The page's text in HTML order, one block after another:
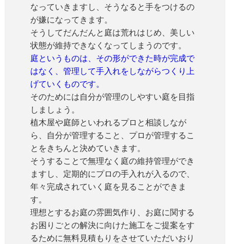
なっていきますし、そうなると手をつけるの
が嫌になってきます。
そうしてだんだんと庭は荒れはじめ、美しい
状態が維持できなくなってしまうのです。
庭というものは、その形ができた時が完成で
はなく、管理して手入れをしながらつくり上
げていくものです。
そのためには自分が管理のしやすい庭を目指
しましょう。
植木屋や庭師といわれるプロと相談しなが
ら、自分が管理すること、プロが管理するこ
とをきちんと決めていきます。
そうすることで無理なく庭の維持管理ができ
ますし、定期的にプロの手入れが入るので、
年々完成されていく庭を見ることができま
す。
理想とするお庭の雰囲気作り、お庭に関する
お困りごとの解決に向けた施工をご提案をす
るために無料見積もりをさせていただいおり